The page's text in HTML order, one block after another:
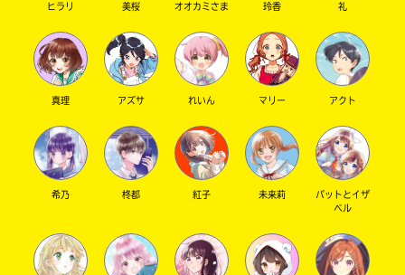
SNSでシェアする
ヒラリ 美桜 オオカミさま 玲香 礼
真理 アズサ れいん マリー アクト
希乃 柊都 紅子 未来莉
パットとイザ
ベル